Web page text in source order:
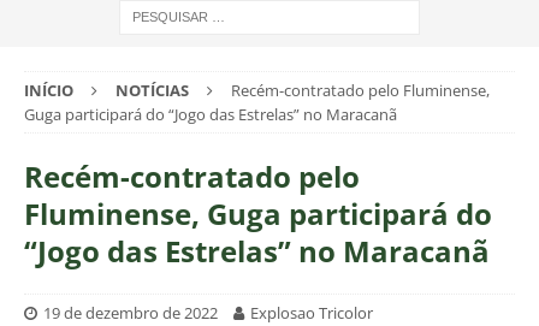
INÍCIO NOTÍCIAS
Recém-contratado pelo Fluminense,
Guga participará do “Jogo das Estrelas” no Maracanã
Recém-contratado pelo
Fluminense, Guga participará do
“Jogo das Estrelas” no Maracanã
19 de dezembro de 2022 Explosao Tricolor